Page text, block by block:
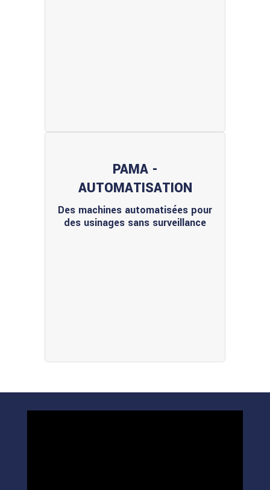
PAMA -
AUTOMATISATION
Des machines automatisées pour
des usinages sans surveillance